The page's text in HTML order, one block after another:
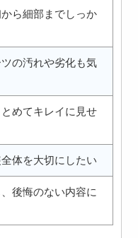
ら細部までしっか
の汚れや劣化も気
めてキレイに見せ
体を大切にしたい
後悔のない内容に